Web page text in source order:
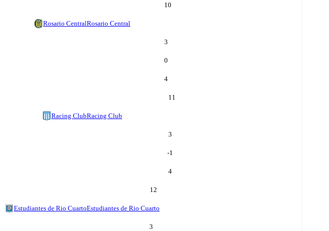
10
Rosario CentralRosario Central
3
0
4
11
Racing ClubRacing Club
3
-1
4
12
Estudiantes de Rio CuartoEstudiantes de Rio Cuarto
3